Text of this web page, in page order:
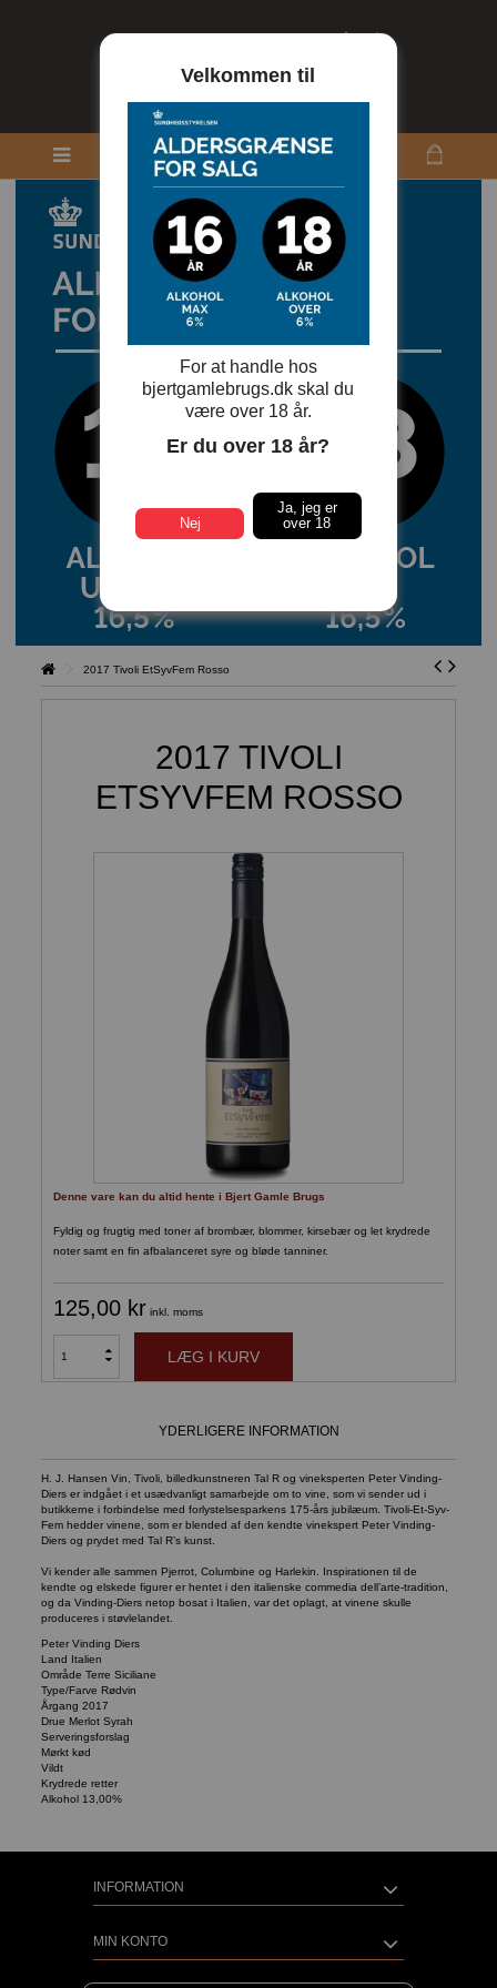
2017 Tivoli EtSyvFem Rosso
2017 TIVOLI
ETSYVFEM ROSSO
Denne vare kan du altid hente i Bjert Gamle Brugs
Fyldig og frugtig med toner af brombær, blommer, kirsebær og let krydrede
noter samt en fin afbalanceret syre og bløde tanniner.
125,00 kr inkl. moms
LÆG I KURV
YDERLIGERE INFORMATION
H. J. Hansen Vin, Tivoli, billedkunstneren Tal R og vineksperten Peter Vinding-
Diers er indgået i et usædvanligt samarbejde om to vine, som vi sender ud i
butikkerne i forbindelse med forlystelsesparkens 175-års jubilæum. Tivoli-Et-Syv-
Fem hedder vinene, som er blended af den kendte vinekspert Peter Vinding-
Diers og prydet med Tal R’s kunst.
Vi kender alle sammen Pjerrot, Columbine og Harlekin. Inspirationen til de
kendte og elskede figurer er hentet i den italienske commedia dell’arte-tradition,
og da Vinding-Diers netop bosat i Italien, var det oplagt, at vinene skulle
produceres i støvlelandet.
Peter Vinding Diers
Land Italien
Område Terre Siciliane
Type/Farve Rødvin
Årgang 2017
Drue Merlot Syrah
Serveringsforslag
Mørkt kød
Vildt
Krydrede retter
Alkohol 13,00%
INFORMATION
MIN KONTO
Velkommen til
For at handle hos
bjertgamlebrugs.dk skal du
være over 18 år.
Er du over 18 år?
Nej
Ja, jeg er
over 18